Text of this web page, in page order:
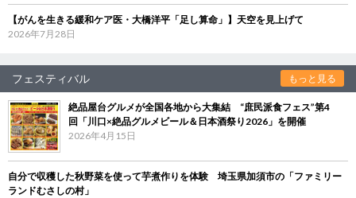
【がんを生きる緩和ケア医・大橋洋平「足し算命」】天空を見上げて
2026年7月28日
フェスティバル もっと見る
絶品屋台グルメが全国各地から大集結 “庶民派食フェス”第4
回「川口×絶品グルメビール＆日本酒祭り2026」を開催
2026年4月15日
自分で収穫した秋野菜を使って芋煮作りを体験 埼玉県加須市の「ファミリー
ランドむさしの村」